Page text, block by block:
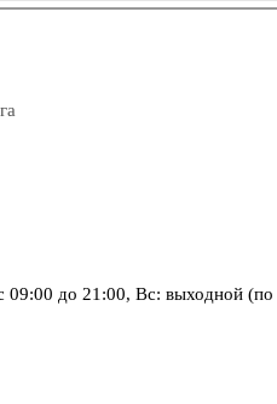
до 21:00, Вс: выходной (по